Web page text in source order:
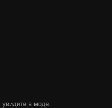
в моде.